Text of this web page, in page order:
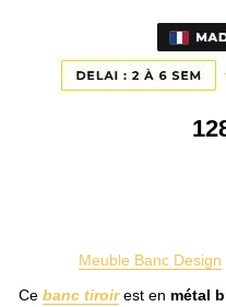
Meuble Banc Design
Ce banc tiroirest en métal